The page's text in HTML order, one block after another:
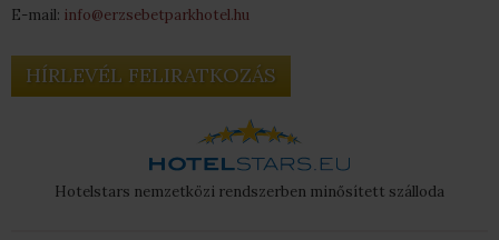
E-mail: info@erzsebetparkhotel.hu
HÍRLEVÉL FELIRATKOZÁS
Hotelstars nemzetközi rendszerben minősített szálloda